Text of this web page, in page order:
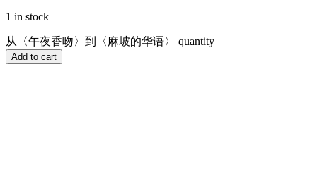
1 in stock
从〈午夜香吻〉到〈麻坡的华语〉 quantity
Add to cart